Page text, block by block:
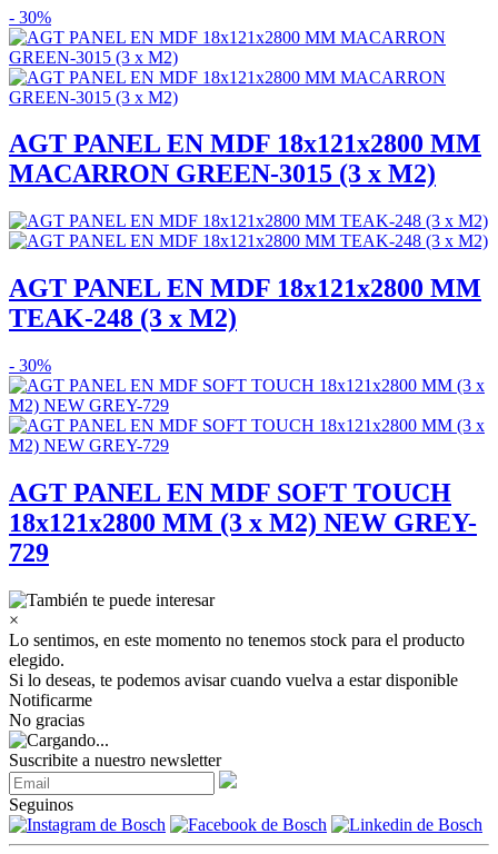
- 30%
AGT PANEL EN MDF 18x121x2800 MM
MACARRON GREEN-3015 (3 x M2)
AGT PANEL EN MDF 18x121x2800 MM
TEAK-248 (3 x M2)
- 30%
AGT PANEL EN MDF SOFT TOUCH
18x121x2800 MM (3 x M2) NEW GREY-
729
×
Lo sentimos, en este momento no tenemos stock para el producto
elegido.
Si lo deseas, te podemos avisar cuando vuelva a estar disponible
Notificarme
No gracias
Suscribite a nuestro newsletter
Seguinos